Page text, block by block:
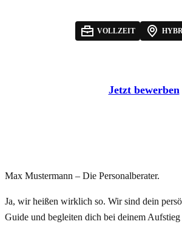
VOLLZEIT
Jetzt bewerben
Max Mustermann – Die Personalberater.
Ja, wir heißen wirklich so. Wir sind dein
Guide und begleiten dich bei deinem